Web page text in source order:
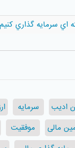
اي سرمايه گذاري
ادیب سرمایه
مالی موفقیت